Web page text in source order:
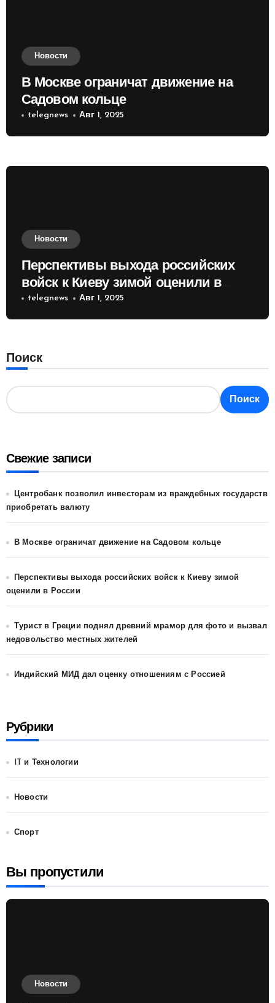
Новости
В Москве ограничат движение на
Садовом кольце
telegnews Авг 1, 2025
Новости
Перспективы выхода российских
войск к Киеву зимой оценили в
России
telegnews Авг 1, 2025
Поиск
Поиск
Свежие записи
Центробанк позволил инвесторам из враждебных государств
приобретать валюту
В Москве ограничат движение на Садовом кольце
Перспективы выхода российских войск к Киеву зимой
оценили в России
Турист в Греции поднял древний мрамор для фото и вызвал
недовольство местных жителей
Индийский МИД дал оценку отношениям с Россией
Рубрики
IT и Технологии
Новости
Спорт
Вы пропустили
Новости